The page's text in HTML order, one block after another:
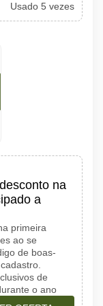
CÓDIGO
Usado 5 vezes
na
a
primeira
ao se
de boas-
de
o ano